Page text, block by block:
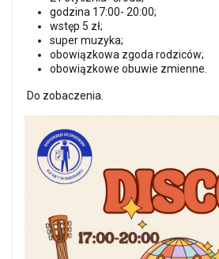
godzina 17:00- 20:00;
wstęp 5 zł;
super muzyka;
obowiązkowa zgoda rodziców;
obowiązkowe obuwie zmienne.
Do zobaczenia.